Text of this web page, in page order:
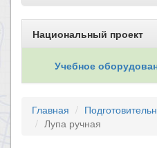
Национальный проект
Учебное
Главная
Лупа ручная